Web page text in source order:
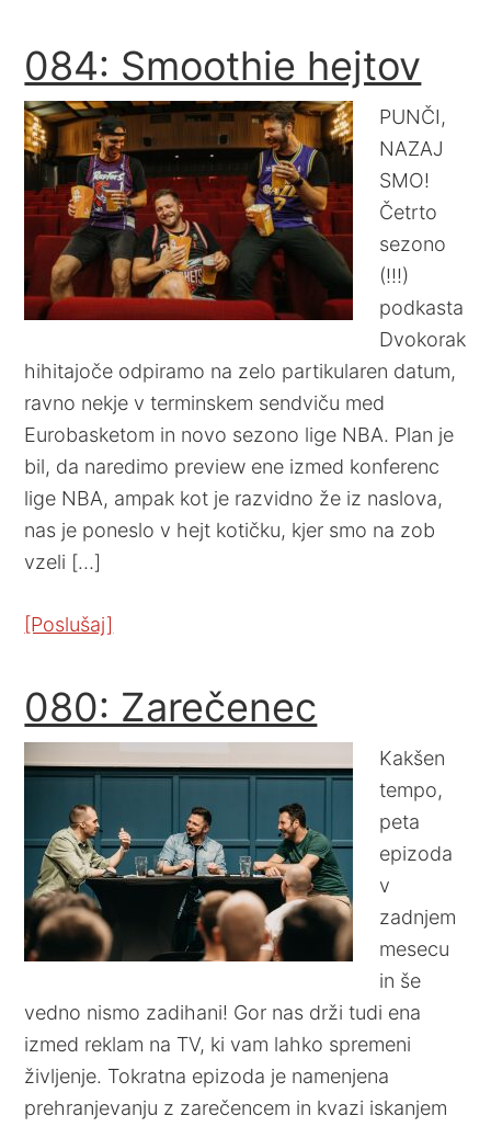
084: Smoothie hejtov
PUNČI,
NAZAJ
SMO!
Četrto
sezono
(!!!)
podkasta
Dvokorak
hihitajoče odpiramo na zelo partikularen datum,
ravno nekje v terminskem sendviču med
Eurobasketom in novo sezono lige NBA. Plan je
bil, da naredimo preview ene izmed konferenc
lige NBA, ampak kot je razvidno že iz naslova,
nas je poneslo v hejt kotičku, kjer smo na zob
vzeli […]
[Poslušaj]
080: Zarečenec
Kakšen
tempo,
peta
epizoda
v
zadnjem
mesecu
in še
vedno nismo zadihani! Gor nas drži tudi ena
izmed reklam na TV, ki vam lahko spremeni
življenje. Tokratna epizoda je namenjena
prehranjevanju z zarečencem in kvazi iskanjem